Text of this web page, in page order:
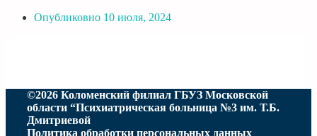
Опубликовно 10 июля, 2024
©2026 Коломенский филиал ГБУЗ Московской
области “Психиатрическая больница №3 им. Т.Б.
Дмитриевой
Политика обработки персональных данных